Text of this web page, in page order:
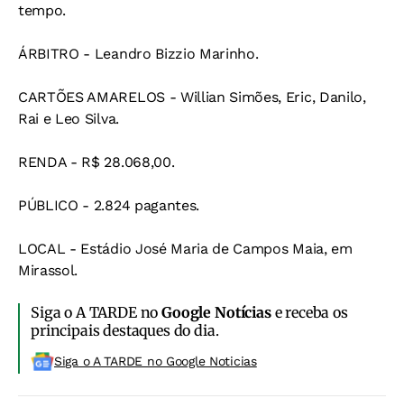
tempo.
ÁRBITRO - Leandro Bizzio Marinho.
CARTÕES AMARELOS - Willian Simões, Eric, Danilo,
Rai e Leo Silva.
RENDA - R$ 28.068,00.
PÚBLICO - 2.824 pagantes.
LOCAL - Estádio José Maria de Campos Maia, em
Mirassol.
Siga o A TARDE noGoogle Notíciase receba os
principais destaques do dia.
Siga o A TARDE no Google Noticias